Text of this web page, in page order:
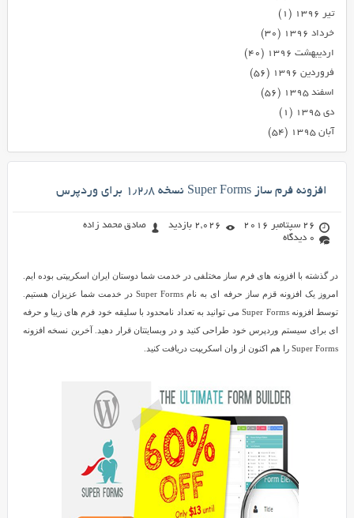
تیر ۱۳۹۶
(۱)
خرداد ۱۳۹۶
(۳۰)
اردیبهشت ۱۳۹۶
(۴۰)
فروردین ۱۳۹۶
(۵۶)
اسفند ۱۳۹۵
(۵۶)
دی ۱۳۹۵
(۱)
آبان ۱۳۹۵
(۵۴)
افزونه فرم ساز Super Forms نسخه ۱٫۲٫۸ برای وردپرس
26 سپتامبر 2016 2,026 بازدید
صادق محمد زاده
0 دیدگاه
در گذشته با افزونه های فرم ساز مختلفی در خدمت شما دوستان ایران اسکریپتی بوده ایم.
امروز یک افزونه قزم ساز حرفه ای به نام Super Forms در خدمت شما عزیزان هستیم.
توسط افزونه Super Forms می توانید به تعداد نامحدود با سلیقه خود فرم های زیبا و حرفه
ای برای سیستم وردپرس خود طراحی کنید و در وبسایتتان قرار دهید. آخرین نسخه افزونه
Super Forms را هم اکنون از وان اسکریپت دریافت کنید.